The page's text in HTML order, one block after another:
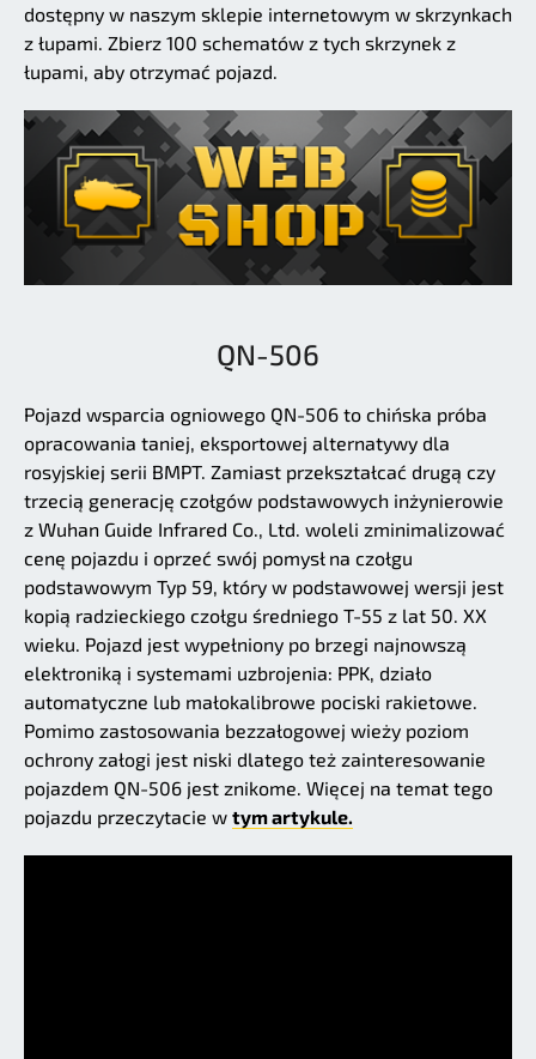
dostępny w naszym sklepie internetowym w skrzynkach
z łupami. Zbierz 100 schematów z tych skrzynek z
łupami, aby otrzymać pojazd.
QN-506
Pojazd wsparcia ogniowego QN-506 to chińska próba
opracowania taniej, eksportowej alternatywy dla
rosyjskiej serii BMPT. Zamiast przekształcać drugą czy
trzecią generację czołgów podstawowych inżynierowie
z Wuhan Guide Infrared Co., Ltd. woleli zminimalizować
cenę pojazdu i oprzeć swój pomysł na czołgu
podstawowym Typ 59, który w podstawowej wersji jest
kopią radzieckiego czołgu średniego T-55 z lat 50. XX
wieku. Pojazd jest wypełniony po brzegi najnowszą
elektroniką i systemami uzbrojenia: PPK, działo
automatyczne lub małokalibrowe pociski rakietowe.
Pomimo zastosowania bezzałogowej wieży poziom
ochrony załogi jest niski dlatego też zainteresowanie
pojazdem QN-506 jest znikome. Więcej na temat tego
pojazdu przeczytacie w tym artykule.